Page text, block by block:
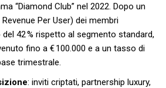
“Diamond Club” nel 2022. Dopo un
Revenue Per User) dei membri
42 % rispetto al segmento standard,
fino a € 100.000 e a un tasso di
trimestrale.
: inviti criptati, partnership luxury,